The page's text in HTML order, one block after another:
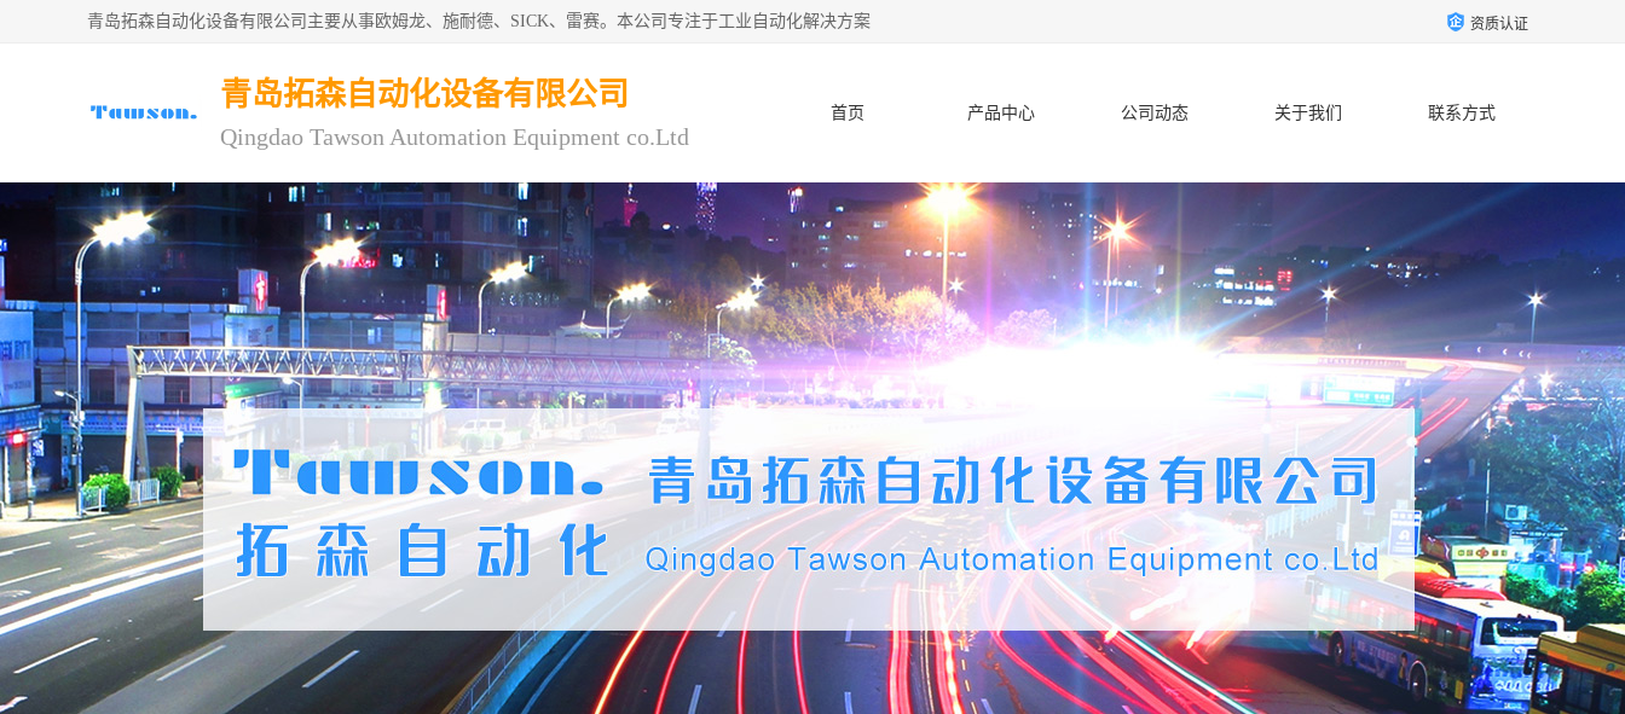
青岛拓森自动化设备有限公司主要从事欧姆龙、施耐德、SICK、雷赛。本公司专注于工业自动化解决方案 资质认证
青岛拓森自动化设备有限公司
Qingdao Tawson Automation Equipment co.Ltd
首页 产品中心 公司动态 关于我们 联系方式
人才招聘